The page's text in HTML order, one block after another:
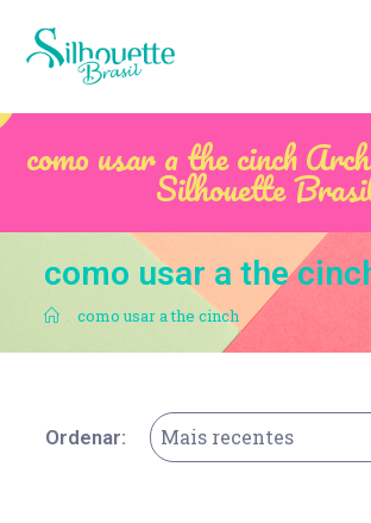
como usar a the cinch
Silhouette
como usar a the
. como usar a the cinch
Ordenar: Mais recentes